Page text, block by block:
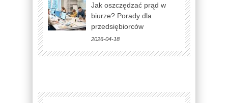
Jak oszczędzać prąd w
biurze? Porady dla
przedsiębiorców
2026-04-18